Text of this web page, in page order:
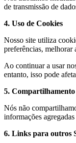
de transmissão de
4. Uso de Cookies
Nosso site utiliza
preferências, melhorar
Ao continuar a usar
entanto, isso pode
5. Compartilhamento
Nós não
informações
6. Links para outros